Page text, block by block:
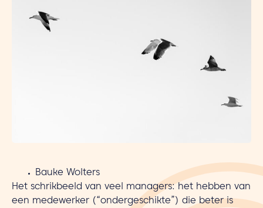
Bauke Wolters
Het schrikbeeld van veel managers: het hebben van
een medewerker (“ondergeschikte”) die beter is